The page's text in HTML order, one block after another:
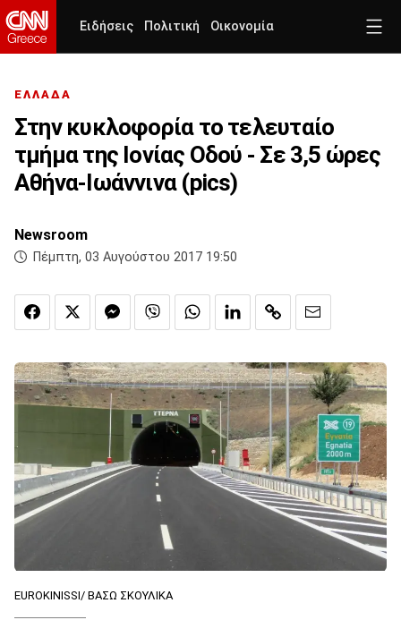
Ειδήσεις Πολιτική Οικονομία
ΕΛΛΑΔΑ
Στην κυκλοφορία το τελευταίο
τμήμα της Ιονίας Οδού - Σε 3,5 ώρες
Αθήνα-Ιωάννινα (pics)
Newsroom
Πέμπτη, 03 Αυγούστου 2017 19:50
EUROKINISSI/ ΒΑΣΩ ΣΚΟΥΛΙΚΑ